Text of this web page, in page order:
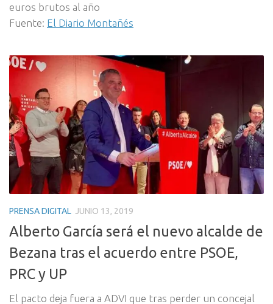
euros brutos al año
Fuente: El Diario Montañés
PRENSA DIGITAL JUNIO 13, 2019
Alberto García será el nuevo alcalde de
Bezana tras el acuerdo entre PSOE,
PRC y UP
El pacto deja fuera a ADVI que tras perder un concejal